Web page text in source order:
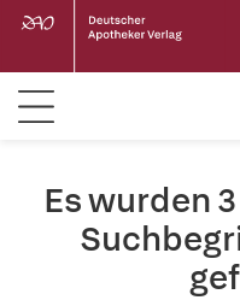
Es wurden